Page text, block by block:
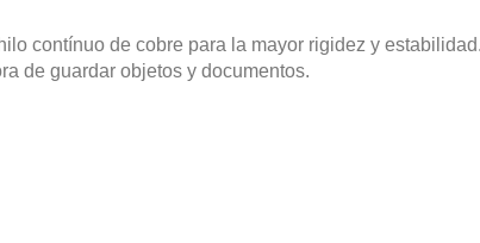
contínuo de cobre para la mayor rigidez y estabilidad.
de guardar objetos y documentos.